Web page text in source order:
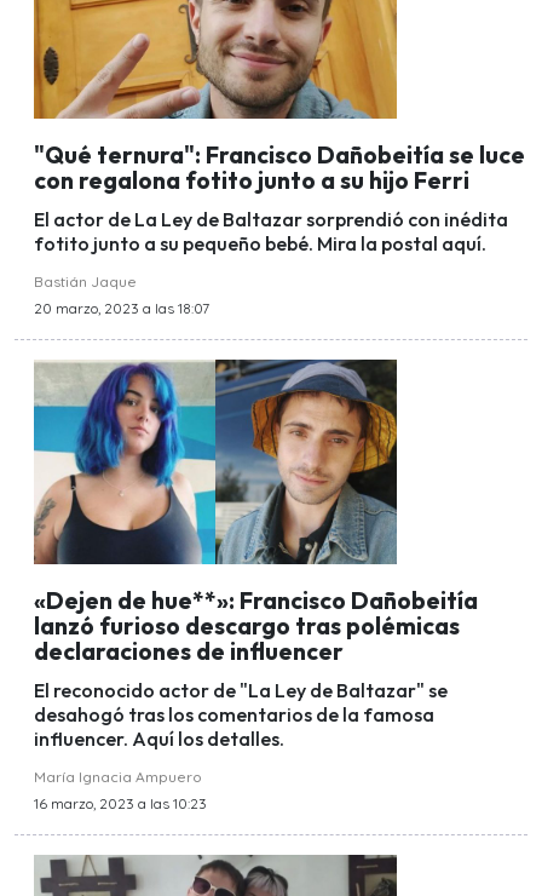
"Qué ternura": Francisco Dañobeitía se luce
con regalona fotito junto a su hijo Ferri
El actor de La Ley de Baltazar sorprendió con inédita
fotito junto a su pequeño bebé. Mira la postal aquí.
Bastián Jaque
20 marzo, 2023 a las 18:07
«Dejen de hue**»: Francisco Dañobeitía
lanzó furioso descargo tras polémicas
declaraciones de influencer
El reconocido actor de "La Ley de Baltazar" se
desahogó tras los comentarios de la famosa
influencer. Aquí los detalles.
María Ignacia Ampuero
16 marzo, 2023 a las 10:23